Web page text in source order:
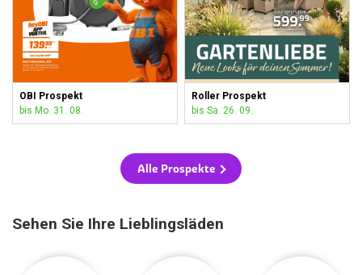
OBI Prospekt
bis Mo. 31. 08.
Roller Prospekt
bis Sa. 26. 09.
Alle Prospekte
Sehen Sie Ihre Lieblingsläden